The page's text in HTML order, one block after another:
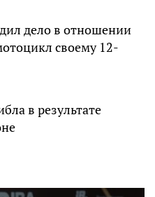
дело в отношении
своему 12-
в результате